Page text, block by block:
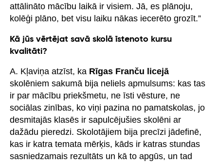
attālināto mācību laikā ir visiem. Jā, es plānoju,
kolēģi plāno, bet visu laiku nākas iecerēto grozīt.”
Kā jūs vērtējat savā skolā īstenoto kursu
kvalitāti?
A. Kļaviņa atzīst, ka Rīgas Franču licejā
skolēniem sakumā bija neliels apmulsums: kas tas
ir par mācību priekšmetu, ne īsti vēsture, ne
sociālas zinības, ko viņi pazina no pamatskolas, jo
desmitajās klasēs ir sapulcējušies skolēni ar
dažādu pieredzi. Skolotājiem bija precīzi jādefinē,
kas ir katra temata mērķis, kāds ir katras stundas
sasniedzamais rezultāts un kā to apgūs, un tad